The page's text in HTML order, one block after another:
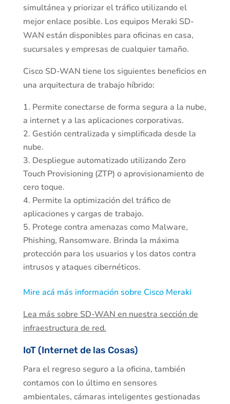
simultánea y priorizar el tráfico utilizando el
mejor enlace posible. Los equipos Meraki SD-
WAN están disponibles para oficinas en casa,
sucursales y empresas de cualquier tamaño.
Cisco SD-WAN tiene los siguientes beneficios en
una arquitectura de trabajo híbrido:
Permite conectarse de forma segura a la nube,
a internet y a las aplicaciones corporativas.
Gestión centralizada y simplificada desde la
nube.
Despliegue automatizado utilizando Zero
Touch Provisioning (ZTP) o aprovisionamiento de
cero toque.
Permite la optimización del tráfico de
aplicaciones y cargas de trabajo.
Protege contra amenazas como Malware,
Phishing, Ransomware. Brinda la máxima
protección para los usuarios y los datos contra
intrusos y ataques cibernéticos.
Mire acá más información sobre Cisco Meraki
Lea más sobre SD-WAN en nuestra sección de
infraestructura de red.
IoT (Internet de las Cosas)
Para el regreso seguro a la oficina, también
contamos con lo último en sensores
ambientales, cámaras inteligentes gestionadas